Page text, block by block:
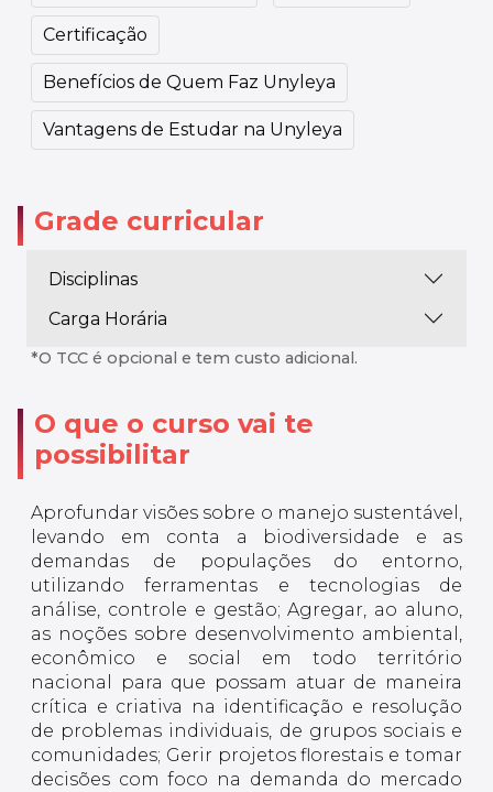
Certificação
Benefícios de Quem Faz Unyleya
Vantagens de Estudar na Unyleya
Grade curricular
Disciplinas
Carga Horária
*O TCC é opcional e tem custo adicional.
O que o curso vai te
possibilitar
Aprofundar visões sobre o manejo sustentável,
levando em conta a biodiversidade e as
demandas de populações do entorno,
utilizando ferramentas e tecnologias de
análise, controle e gestão; Agregar, ao aluno,
as noções sobre desenvolvimento ambiental,
econômico e social em todo território
nacional para que possam atuar de maneira
crítica e criativa na identificação e resolução
de problemas individuais, de grupos sociais e
comunidades; Gerir projetos florestais e tomar
decisões com foco na demanda do mercado